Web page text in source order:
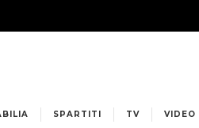
SPARTITI TV VIDEO